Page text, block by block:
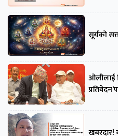
सूर्यको
ओलीलाई
खबरदार!